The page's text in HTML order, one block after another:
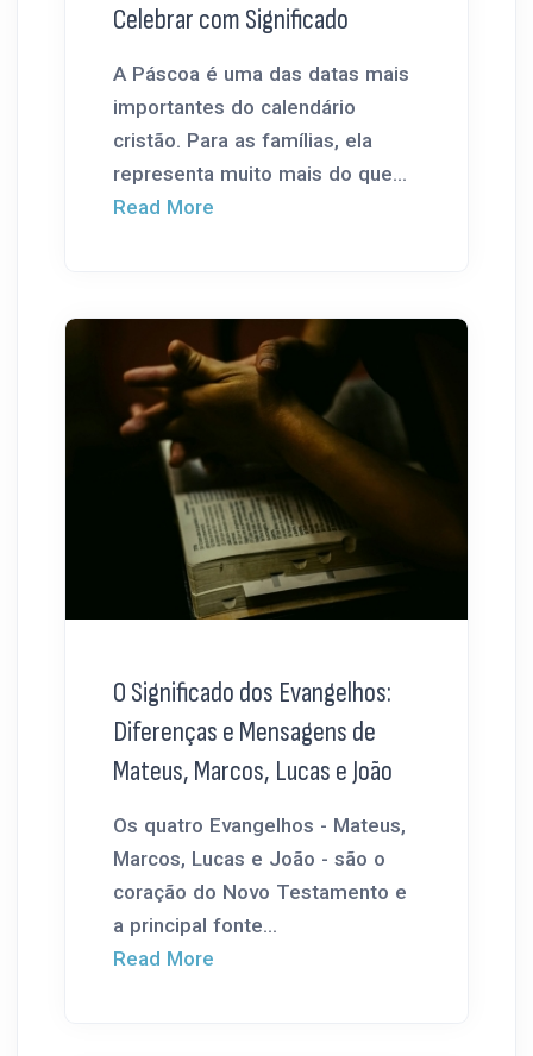
Celebrar com Significado
A Páscoa é uma das datas mais
importantes do calendário
cristão. Para as famílias, ela
representa muito mais do que...
Read More
O Significado dos Evangelhos:
Diferenças e Mensagens de
Mateus, Marcos, Lucas e João
Os quatro Evangelhos - Mateus,
Marcos, Lucas e João - são o
coração do Novo Testamento e
a principal fonte...
Read More